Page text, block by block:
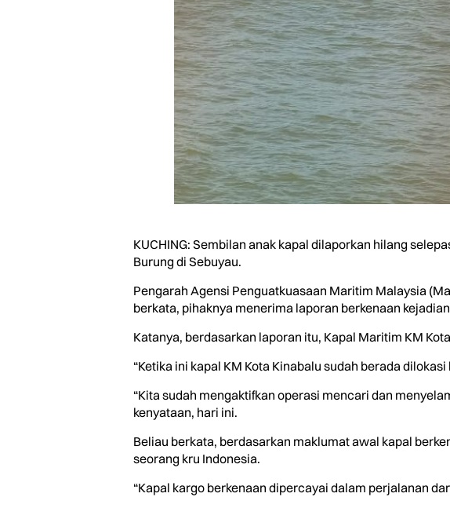
KUCHING: Sembilan anak kapal dilaporkan hilang
Burung di Sebuyau.
Pengarah Agensi Penguatkuasaan Maritim Malaysia
berkata, pihaknya menerima laporan berkenaan
Katanya, berdasarkan laporan itu, Kapal Maritim KM
“Ketika ini kapal KM Kota Kinabalu sudah berada
“Kita sudah mengaktifkan operasi mencari dan
kenyataan, hari ini.
Beliau berkata, berdasarkan maklumat awal kapal
seorang kru Indonesia.
“Kapal kargo berkenaan dipercayai dalam perjalanan